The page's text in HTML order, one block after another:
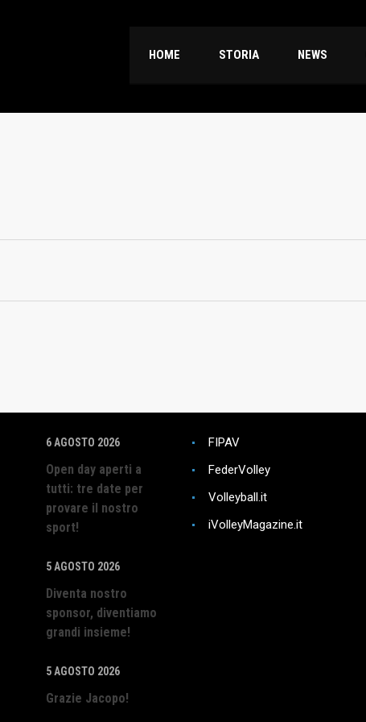
HOME STORIA NEWS
6 AGOSTO 2026
Open day aperti a
tutti: tre date per
provare il nostro
sport!
5 AGOSTO 2026
Diventa nostro
sponsor, diventiamo
grandi insieme!
5 AGOSTO 2026
Grazie Jacopo!
FIPAV
FederVolley
Volleyball.it
iVolleyMagazine.it